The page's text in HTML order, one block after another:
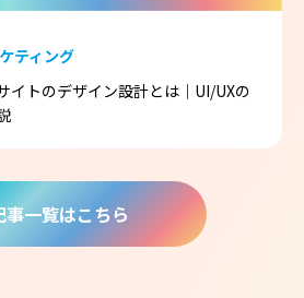
ティング
イトのデザイン設計とは｜UI/UXの
事一覧はこちら